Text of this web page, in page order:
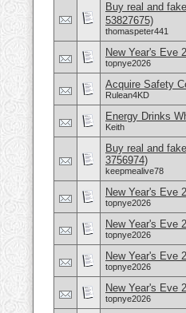
Buy real and
53827675)
thomaspeter441
New Year's Eve
topnye2026
Acquire Safety
Rulean4KD
Energy Drinks
Keith
Buy real and
3756974)
keepmealive78
New Year's Eve
topnye2026
New Year's Eve
topnye2026
New Year's Eve
topnye2026
New Year's Eve
topnye2026